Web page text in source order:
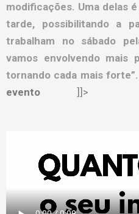
modificações. Uma delas
tarde, possibilitando a
trabalham no sábado
vamos envolvendo mais
tornando cada mais forte”.
evento
]]>